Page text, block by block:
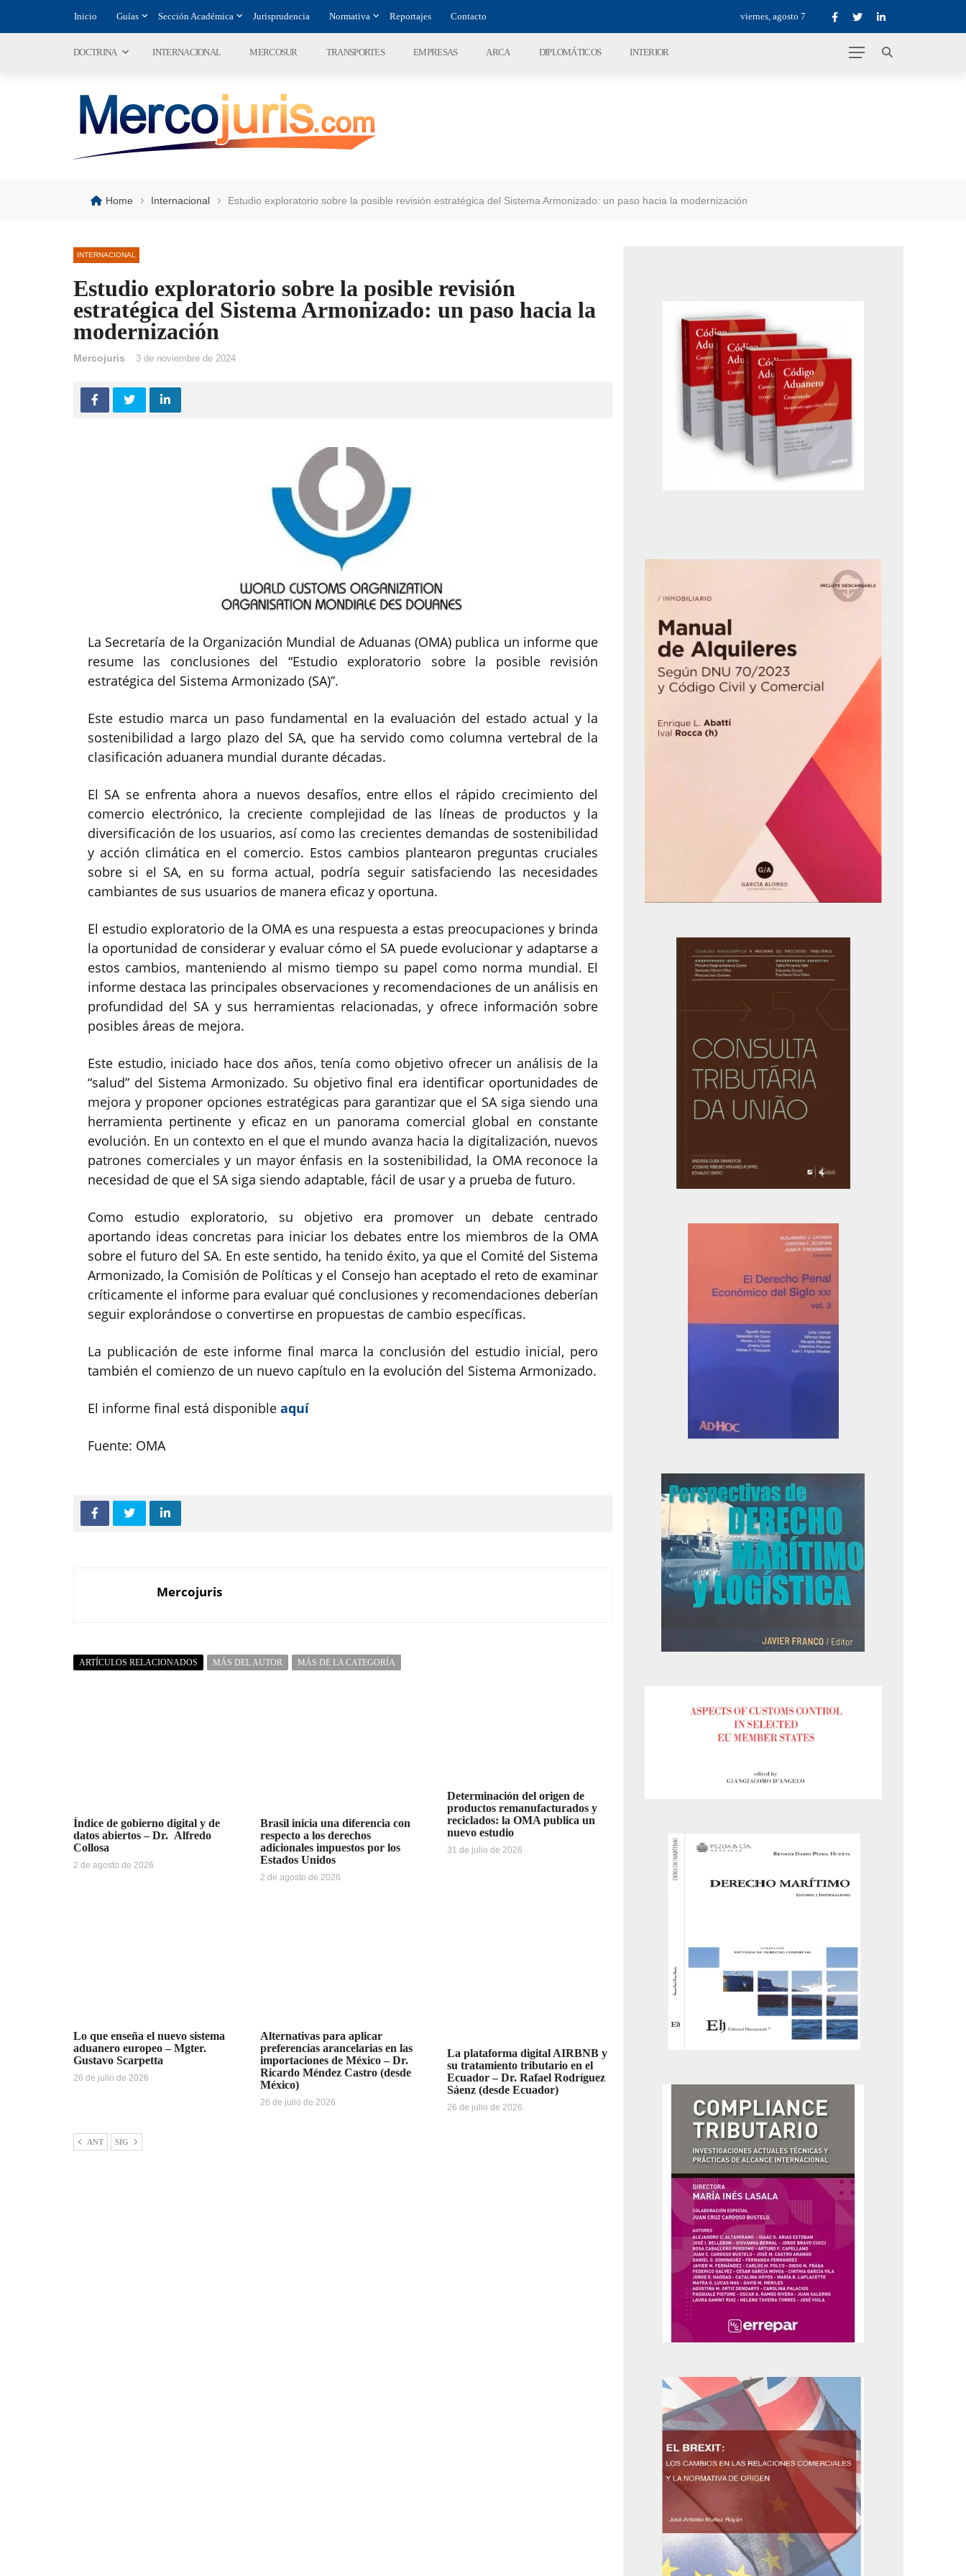
Inicio Guías Sección Académica Jurisprudencia Normativa Reportajes Contacto viernes, agosto 7
DOCTRINA INTERNACIONAL MERCOSUR TRANSPORTES EMPRESAS ARCA DIPLOMÁTICOS INTERIOR
Home › Internacional › Estudio exploratorio sobre la posible revisión estratégica del Sistema Armonizado: un paso hacia la modernización
INTERNACIONAL
Estudio exploratorio sobre la posible revisión
estratégica del Sistema Armonizado: un paso hacia la
modernización
Mercojuris 3 de noviembre de 2024
La Secretaría de la Organización Mundial de Aduanas (OMA) publica un informe que
resume las conclusiones del “Estudio exploratorio sobre la posible revisión
estratégica del Sistema Armonizado (SA)”.
Este estudio marca un paso fundamental en la evaluación del estado actual y la
sostenibilidad a largo plazo del SA, que ha servido como columna vertebral de la
clasificación aduanera mundial durante décadas.
El SA se enfrenta ahora a nuevos desafíos, entre ellos el rápido crecimiento del
comercio electrónico, la creciente complejidad de las líneas de productos y la
diversificación de los usuarios, así como las crecientes demandas de sostenibilidad
y acción climática en el comercio. Estos cambios plantearon preguntas cruciales
sobre si el SA, en su forma actual, podría seguir satisfaciendo las necesidades
cambiantes de sus usuarios de manera eficaz y oportuna.
El estudio exploratorio de la OMA es una respuesta a estas preocupaciones y brinda
la oportunidad de considerar y evaluar cómo el SA puede evolucionar y adaptarse a
estos cambios, manteniendo al mismo tiempo su papel como norma mundial. El
informe destaca las principales observaciones y recomendaciones de un análisis en
profundidad del SA y sus herramientas relacionadas, y ofrece información sobre
posibles áreas de mejora.
Este estudio, iniciado hace dos años, tenía como objetivo ofrecer un análisis de la
“salud” del Sistema Armonizado. Su objetivo final era identificar oportunidades de
mejora y proponer opciones estratégicas para garantizar que el SA siga siendo una
herramienta pertinente y eficaz en un panorama comercial global en constante
evolución. En un contexto en el que el mundo avanza hacia la digitalización, nuevos
patrones comerciales y un mayor énfasis en la sostenibilidad, la OMA reconoce la
necesidad de que el SA siga siendo adaptable, fácil de usar y a prueba de futuro.
Como estudio exploratorio, su objetivo era promover un debate centrado
aportando ideas concretas para iniciar los debates entre los miembros de la OMA
sobre el futuro del SA. En este sentido, ha tenido éxito, ya que el Comité del Sistema
Armonizado, la Comisión de Políticas y el Consejo han aceptado el reto de examinar
críticamente el informe para evaluar qué conclusiones y recomendaciones deberían
seguir explorándose o convertirse en propuestas de cambio específicas.
La publicación de este informe final marca la conclusión del estudio inicial, pero
también el comienzo de un nuevo capítulo en la evolución del Sistema Armonizado.
El informe final está disponible aquí
Fuente: OMA
Mercojuris
ARTÍCULOS RELACIONADOS MÁS DEL AUTOR MÁS DE LA CATEGORÍA
Índice de gobierno digital y de
datos abiertos – Dr. Alfredo
Collosa
2 de agosto de 2026
Brasil inicia una diferencia con
respecto a los derechos
adicionales impuestos por los
Estados Unidos
2 de agosto de 2026
Determinación del origen de
productos remanufacturados y
reciclados: la OMA publica un
nuevo estudio
31 de julio de 2026
Lo que enseña el nuevo sistema
aduanero europeo – Mgter.
Gustavo Scarpetta
26 de julio de 2026
Alternativas para aplicar
preferencias arancelarias en las
importaciones de México – Dr.
Ricardo Méndez Castro (desde
México)
26 de julio de 2026
La plataforma digital AIRBNB y
su tratamiento tributario en el
Ecuador – Dr. Rafael Rodríguez
Sáenz (desde Ecuador)
26 de julio de 2026
ANT SIG